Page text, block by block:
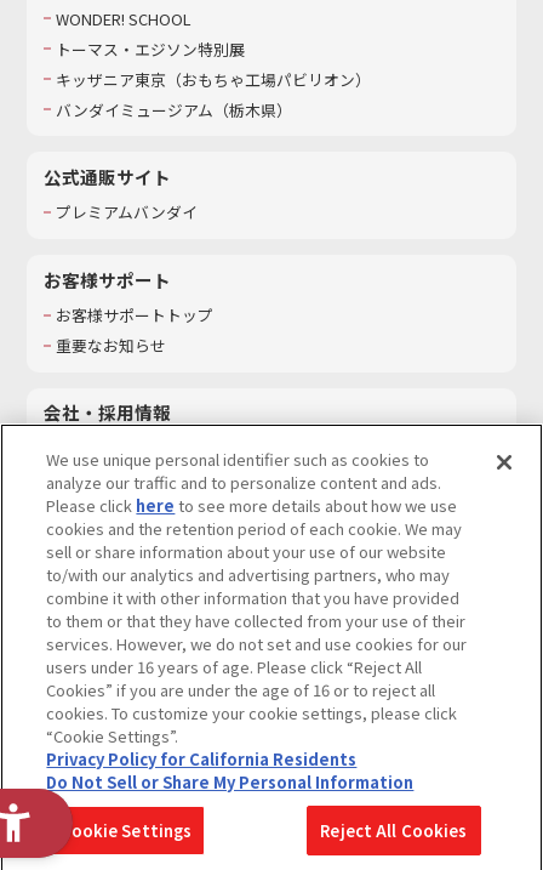
WONDER! SCHOOL
トーマス・エジソン特別展
キッザニア東京（おもちゃ工場パビリオン）​
バンダイミュージアム（栃木県）
公式通販サイト
プレミアムバンダイ
お客様サポート
お客様サポートトップ
重要なお知らせ
会社・採用情報
採用情報
サステナビリティ
お問い合わせ
ウェブサイトご利用条件 ソーシャルメディアポリシー
個人情報及び特定個人情報等の取り扱いに関する保護方針
Do Not Sell or Share My Personal Information著作権・商標について
カスタマーハラスメントに対する基本的な対応方針
コピーライト一覧を表示する
We use unique personal identifier such as cookies to
analyze our traffic and to personalize content and ads.
Please click here to see more details about how we use
cookies and the retention period of each cookie. We may
sell or share information about your use of our website
to/with our analytics and advertising partners, who may
combine it with other information that you have provided
to them or that they have collected from your use of their
services. However, we do not set and use cookies for our
users under 16 years of age. Please click “Reject All
Cookies” if you are under the age of 16 or to reject all
cookies. To customize your cookie settings, please click
“Cookie Settings”.
Privacy Policy for California Residents
Do Not Sell or Share My Personal Information
Cookie Settings Reject All Cookies